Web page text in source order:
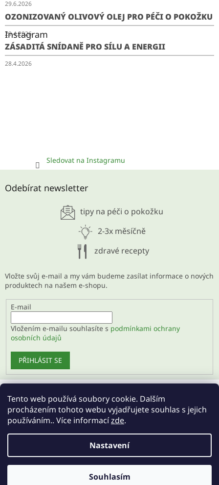
Tento web používá soubory cookie. Dalším
procházením tohoto webu vyjadřujete souhlas s jejich
používáním.. Více informacízde.
Nastavení
Souhlasím
29.6.2026
OZONIZOVANÝ OLIVOVÝ OLEJ PRO PÉČI O POKOŽKU
29.4.2026
ZÁSADITÁ SNÍDANĚ PRO SÍLU A ENERGII
28.4.2026
Instagram
Sledovat na Instagramu
Odebírat newsletter
tipy na péči o pokožku
2-3x měsíčně
zdravé recepty
Vložte svůj e-mail a my vám budeme zasílat informace o nových
produktech na našem e-shopu.
E-mail
Vložením e-mailu souhlasíte s podmínkami ochrany
osobních údajů
PŘIHLÁSIT SE
Velkoobchod
Vytvořil Shoptet
Regenerujte.cz. Všechna práva vyhrazena.